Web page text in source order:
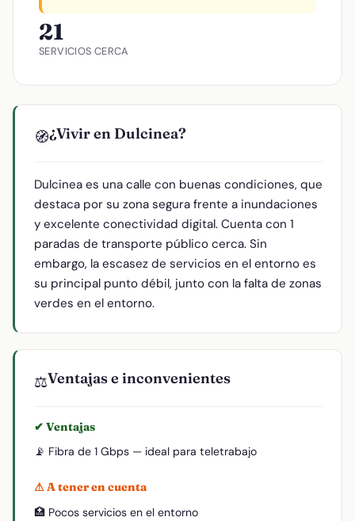
21
SERVICIOS CERCA
🧭¿Vivir en Dulcinea?
Dulcinea es una calle con buenas condiciones, que
destaca por su zona segura frente a inundaciones
y excelente conectividad digital. Cuenta con 1
paradas de transporte público cerca. Sin
embargo, la escasez de servicios en el entorno es
su principal punto débil, junto con la falta de zonas
verdes en el entorno.
⚖️Ventajas e inconvenientes
✔ Ventajas
📡 Fibra de 1 Gbps — ideal para teletrabajo
⚠ A tener en cuenta
🏥 Pocos servicios en el entorno